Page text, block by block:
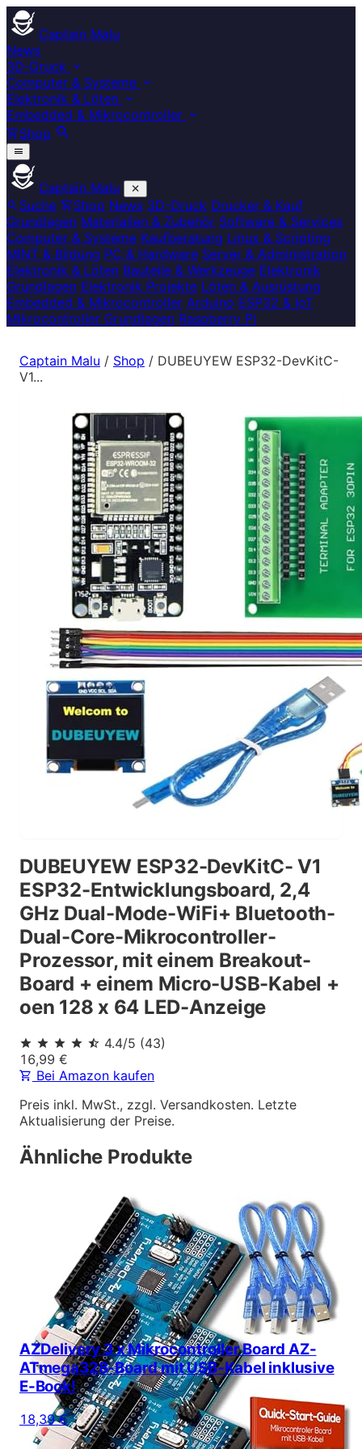
Captain Malu
News
3D-Druck
Computer & Systeme
Elektronik & Löten
Embedded & Mikrocontroller
Shop
Captain Malu
Suche
Shop News 3D-Druck Drucker & Kauf
Grundlagen Materialien & Zubehör Software & Services
Computer & Systeme Kaufberatung Linux & Scripting
MINT & Bildung PC & Hardware Server & Administration
Elektronik & Löten Bauteile & Werkzeuge Elektronik
Grundlagen Elektronik Projekte Löten & Ausrüstung
Embedded & Mikrocontroller Arduino ESP32 & IoT
Mikrocontroller Grundlagen Raspberry Pi
Captain Malu / Shop / DUBEUYEW ESP32-DevKitC-
V1...
DUBEUYEW ESP32-DevKitC- V1
ESP32-Entwicklungsboard, 2,4
GHz Dual-Mode-WiFi+ Bluetooth-
Dual-Core-Mikrocontroller-
Prozessor, mit einem Breakout-
Board + einem Micro-USB-Kabel +
oen 128 x 64 LED-Anzeige
4.4/5 (43)
16,99 €
Bei Amazon kaufen
Preis inkl. MwSt., zzgl. Versandkosten. Letzte
Aktualisierung der Preise.
Ähnliche Produkte
AZDelivery 3 x Mikrocontroller Board AZ-
ATmega328-Board mit USB-Kabel inklusive
E-Book!
18,39 €